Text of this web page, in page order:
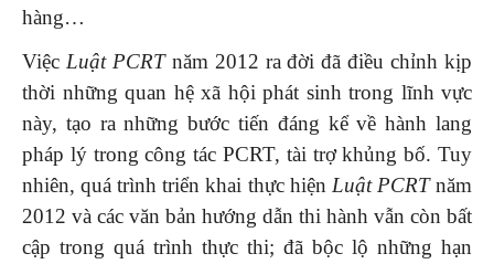
hàng…
Việc Luật PCRTnăm 2012 ra đời đã điều chỉnh kịp
thời những quan hệ xã hội phát sinh trong lĩnh vực
này, tạo ra những bước tiến đáng kể về hành lang
pháp lý trong công tác PCRT, tài trợ khủng bố. Tuy
nhiên, quá trình triển khai thực hiện Luật PCRTnăm
2012 và các văn bản hướng dẫn thi hành vẫn còn bất
cập trong quá trình thực thi; đã bộc lộ những hạn